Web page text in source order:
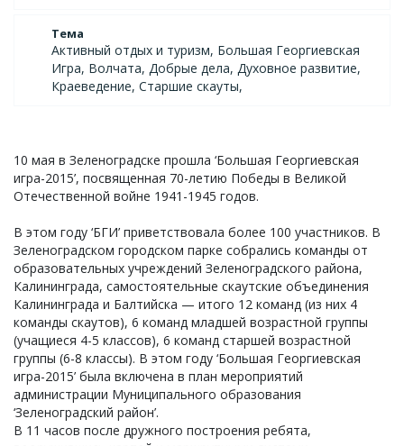
Тема
Активный отдых и туризм, Большая Георгиевская
Игра, Волчата, Добрые дела, Духовное развитие,
Краеведение, Старшие скауты,
10 мая в Зеленоградске прошла ‘Большая Георгиевская
игра-2015’, посвященная 70-летию Победы в Великой
Отечественной войне 1941-1945 годов.
В этом году ‘БГИ’ приветствовала более 100 участников. В
Зеленоградском городском парке собрались команды от
образовательных учреждений Зеленоградского района,
Калининграда, самостоятельные скаутские объединения
Калининграда и Балтийска — итого 12 команд (из них 4
команды скаутов), 6 команд младшей возрастной группы
(учащиеся 4-5 классов), 6 команд старшей возрастной
группы (6-8 классы). В этом году ‘Большая Георгиевская
игра-2015’ была включена в план мероприятий
администрации Муниципального образования
‘Зеленоградский район’.
В 11 часов после дружного построения ребята,